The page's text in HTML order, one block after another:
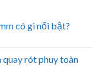
có gì nổi bật?
quay rót phuy toàn